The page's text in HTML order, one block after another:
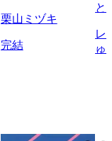
栗山ミヅキ
完結
と
レ
ゅ